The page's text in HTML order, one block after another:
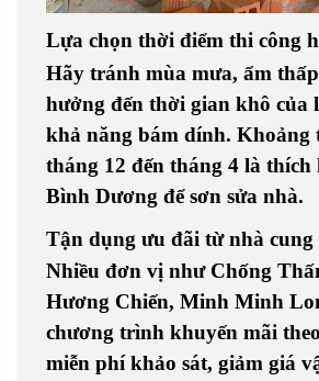
Lựa chọn thời điểm thi công
Hãy tránh mùa mưa, ẩm
hưởng đến thời gian khô của
khả năng bám dính. Khoảng
tháng 12 đến tháng 4 là
Bình Dương để sơn sửa nhà.
Tận dụng ưu đãi từ nhà cung
Nhiều đơn vị như Chống
Hương Chiến, Minh Minh
chương trình khuyến mãi
miễn phí khảo sát, giảm giá